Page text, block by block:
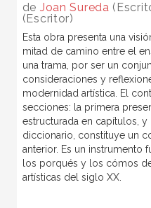
de Joan Sureda
(Escritor)
Esta obra presenta una
mitad de camino entre el
una trama, por ser un
consideraciones y
modernidad artística. El
secciones: la primera
estructurada en capítulos,
diccionario, constituye un
anterior. Es un instrumento
los porqués y los cómos
artísticas del siglo XX.